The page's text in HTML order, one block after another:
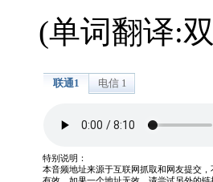
(单词翻译: